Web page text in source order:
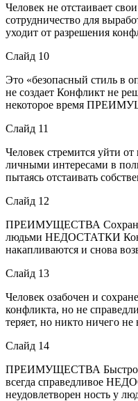
Человек не отстаивает
сотрудничество для
уходит от разрешения
Слайд 10
Это «безопасный стиль в
не создает Конфликт не
некоторое время
Слайд 11
Человек стремится уйти
личными интересами в
пытаясь отстаивать
Слайд 12
ПРЕИМУЩЕСТВА
людьми НЕДОСТАТКИ
накапливаются и снова
Слайд 13
Человек озабочен и
конфликта, но не
теряет, но никто ничего
Слайд 14
ПРЕИМУЩЕСТВА Быстрое
всегда справедливое
неудовлетворен ность у